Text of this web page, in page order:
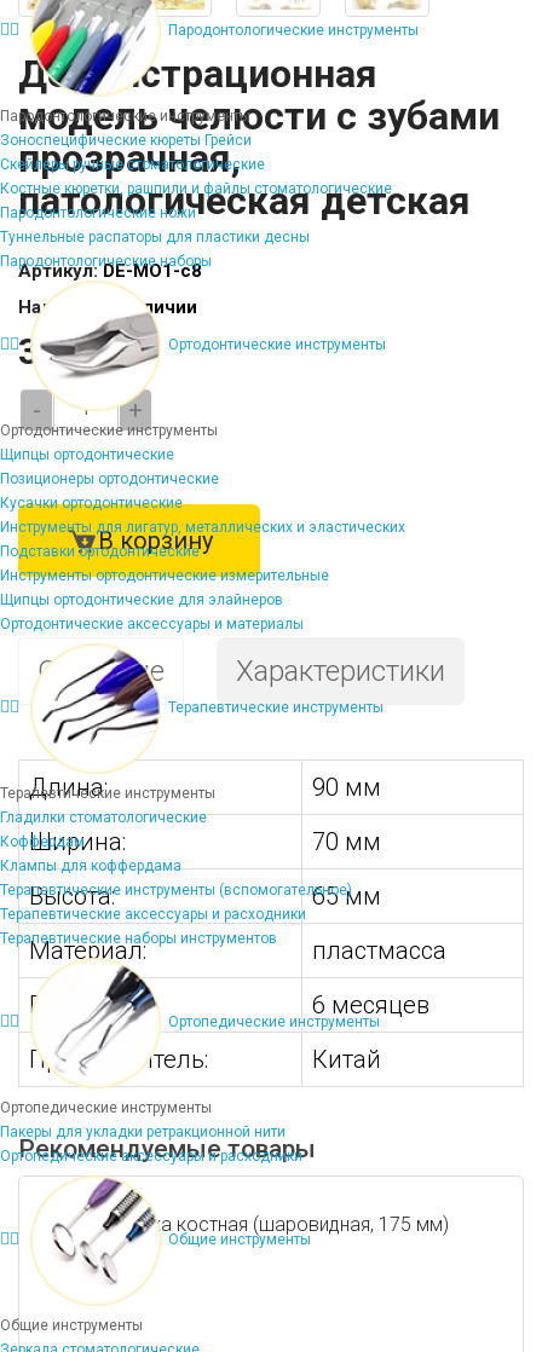
Пародонтологические инструменты
Пародонтологические инструменты
Зоноспецифические кюреты Грейси
Скейлеры ручные стоматологические
Костные кюретки, рашпили и файлы стоматологические
Пародонтологические ножи
Туннельные распаторы для пластики десны
Пародонтологические наборы
Ортодонтические инструменты
Ортодонтические инструменты
Щипцы ортодонтические
Позиционеры ортодонтические
Кусачки ортодонтические
Инструменты для лигатур, металлических и эластических
Подставки ортодонтические
Инструменты ортодонтические измерительные
Щипцы ортодонтические для элайнеров
Ортодонтические аксессуары и материалы
Терапевтические инструменты
Терапевтические инструменты
Гладилки стоматологические
Коффердам
Клампы для коффердама
Терапевтические инструменты (вспомогательное)
Терапевтические аксессуары и расходники
Терапевтические наборы инструментов
Ортопедические инструменты
Ортопедические инструменты
Пакеры для укладки ретракционной нити
Ортопедические аксессуары и расходники
Общие инструменты
Общие инструменты
Демонстрационная
модель челюсти с зубами
прозрачная,
патологическая детская
Артикул:DE-MO1-с8
Наличие:
В наличии
3067 ₽
- +
В корзину
Описание Характеристики
Длина:
90 мм
Ширина:
70 мм
Высота:
65 мм
Материал:
пластмасса
Гарантия:
6 месяцев
Производитель:
Китай
Рекомендуемые товары
Кюретка костная (шаровидная, 175 мм)